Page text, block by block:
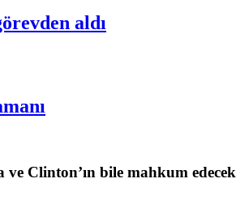
aldı
Clinton’ın bile mahkum edecek